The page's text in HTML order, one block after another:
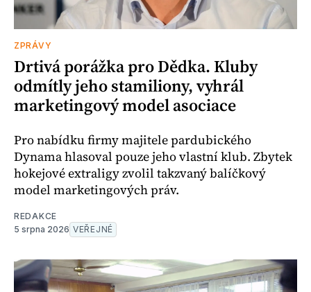
ZPRÁVY
Drtivá porážka pro Dědka. Kluby
odmítly jeho stamiliony, vyhrál
marketingový model asociace
Pro nabídku firmy majitele pardubického
Dynama hlasoval pouze jeho vlastní klub. Zbytek
hokejové extraligy zvolil takzvaný balíčkový
model marketingových práv.
REDAKCE
5 srpna 2026 VEŘEJNÉ